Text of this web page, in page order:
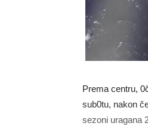
Prema centru,
sub0tu, nakon
sezoni uragana